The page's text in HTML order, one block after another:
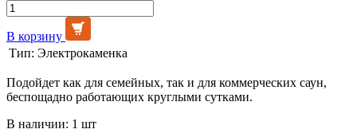
В корзину
Тип: Электрокаменка
Подойдет как для семейных, так и для коммерческих саун,
беспощадно работающих круглыми сутками.
В наличии: 1 шт